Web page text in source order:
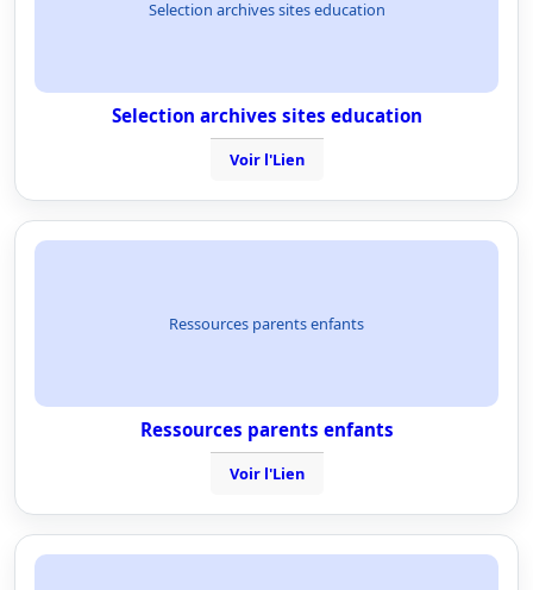
Selection archives sites education
Selection archives sites education
Voir l'Lien
Ressources parents enfants
Ressources parents enfants
Voir l'Lien